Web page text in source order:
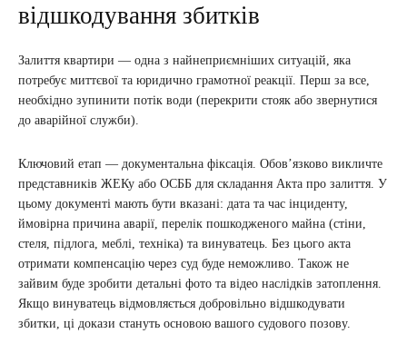
відшкодування збитків
Залиття квартири — одна з найнеприємніших ситуацій, яка
потребує миттєвої та юридично грамотної реакції. Перш за все,
необхідно зупинити потік води (перекрити стояк або звернутися
до аварійної служби).
Ключовий етап — документальна фіксація. Обов’язково викличте
представників ЖЕКу або ОСББ для складання Акта про залиття. У
цьому документі мають бути вказані: дата та час інциденту,
ймовірна причина аварії, перелік пошкодженого майна (стіни,
стеля, підлога, меблі, техніка) та винуватець. Без цього акта
отримати компенсацію через суд буде неможливо. Також не
зайвим буде зробити детальні фото та відео наслідків затоплення.
Якщо винуватець відмовляється добровільно відшкодувати
збитки, ці докази стануть основою вашого судового позову.